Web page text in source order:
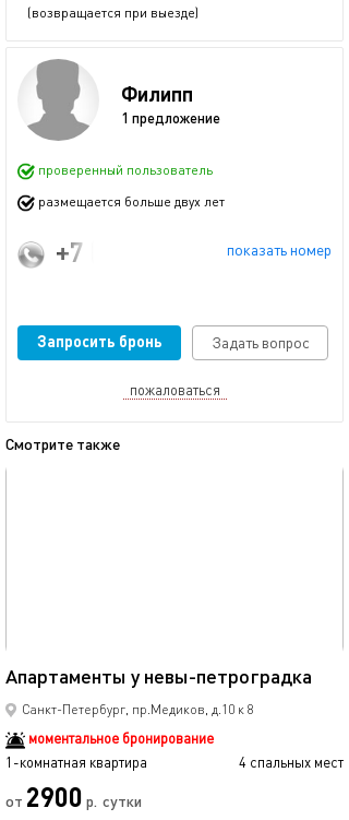
(возвращается при выезде)
Филипп
1 предложение
проверенный пользователь
размещается больше двух лет
показать номер
+7 (903) 093-82-04
Запросить бронь Задать вопрос
пожаловаться
Смотрите также
Апартаменты у невы-петроградка
Санкт-Петербург, пр.Медиков, д.10 к 8
моментальное бронирование
1-комнатная квартира
4 спальных мест
от 2900 р. сутки